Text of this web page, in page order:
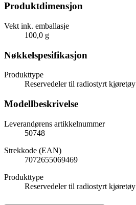
Produktdimensjon
Vekt ink. emballasje
100,0 g
Nøkkelspesifikasjon
Produkttype
Reservedeler til radiostyrt kjøretøy
Modellbeskrivelse
Leverandørens artikkelnummer
50748
Strekkode (EAN)
7072655069469
Produkttype
Reservedeler til radiostyrt kjøretøy